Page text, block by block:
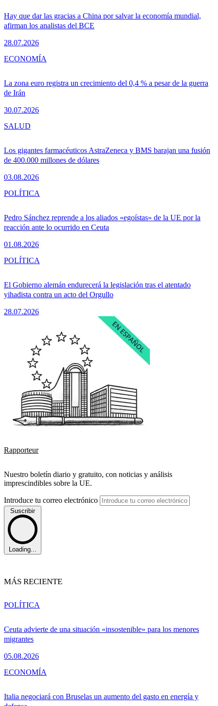
Hay que dar las gracias a China por salvar la economía mundial,
afirman los analistas del BCE
28.07.2026
La zona euro registra un crecimiento del 0,4 % a pesar de la guerra
de Irán
30.07.2026
ECONOMÍA
Los gigantes farmacéuticos AstraZeneca y BMS barajan una fusión
de 400.000 millones de dólares
03.08.2026
SALUD
Pedro Sánchez reprende a los aliados «egoístas» de la UE por la
reacción ante lo ocurrido en Ceuta
01.08.2026
POLÍTICA
El Gobierno alemán endurecerá la legislación tras el atentado
yihadista contra un acto del Orgullo
28.07.2026
POLÍTICA
Rapporteur
Nuestro boletín diario y gratuito, con noticias y análisis
imprescindibles sobre la UE.
Introduce tu correo electrónico
Suscribir
Loading...
MÁS RECIENTE
Ceuta advierte de una situación «insostenible» para los menores
migrantes
05.08.2026
POLÍTICA
Italia negociará con Bruselas un aumento del gasto en energía y
ECONOMÍA